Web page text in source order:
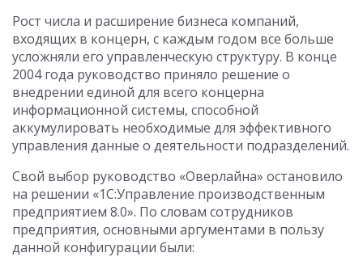
Рост числа и расширение бизнеса компаний,
входящих в концерн, с каждым годом все больше
усложняли его управленческую структуру. В конце
2004 года руководство приняло решение о
внедрении единой для всего концерна
информационной системы, способной
аккумулировать необходимые для эффективного
управления данные о деятельности подразделений.
Свой выбор руководство «Оверлайна» остановило
на решении «1С:Управление производственным
предприятием 8.0». По словам сотрудников
предприятия, основными аргументами в пользу
данной конфигурации были: